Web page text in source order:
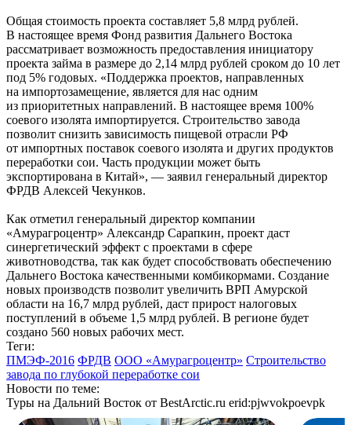
Общая стоимость проекта составляет 5,8 млрд рублей.
В настоящее время Фонд развития Дальнего Востока
рассматривает возможность предоставления инициатору
проекта займа в размере до 2,14 млрд рублей сроком до 10 лет
под 5% годовых. «Поддержка проектов, направленных
на импортозамещение, является для нас одним
из приоритетных направлений. В настоящее время 100%
соевого изолята импортируется. Строительство завода
позволит снизить зависимость пищевой отрасли РФ
от импортных поставок соевого изолята и других продуктов
переработки сои. Часть продукции может быть
экспортирована в Китай», — заявил генеральный директор
ФРДВ Алексей Чекунков.
Как отметил генеральный директор компании
«Амурагроцентр» Александр Сарапкин, проект даст
синергетический эффект с проектами в сфере
животноводства, так как будет способствовать обеспечению
Дальнего Востока качественными комбикормами. Создание
новых производств позволит увеличить ВРП Амурской
области на 16,7 млрд рублей, даст прирост налоговых
поступлений в объеме 1,5 млрд рублей. В регионе будет
создано 560 новых рабочих мест.
Теги:
ПМЭФ-2016 ФРДВ ООО «Амурагроцентр» Строительство
завода по глубокой переработке сои
Новости по теме:
Туры на Дальний Восток от BestArctic.ru erid:pjwvokpoevpk